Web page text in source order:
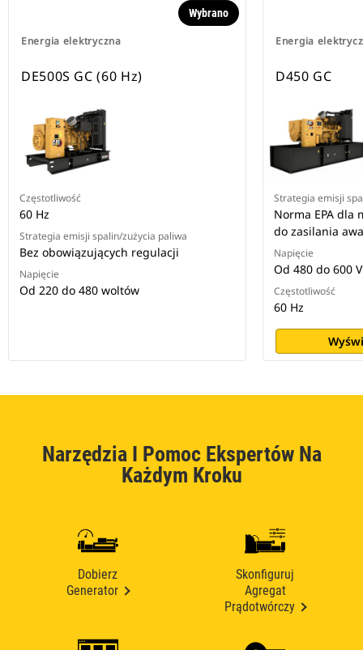
Energia elektryczna
Wybrano
DE500S GC (60 Hz)
Częstotliwość
60 Hz
Strategia emisji spalin/zużycia paliwa
Bez obowiązujących regulacji
Napięcie
Od 220 do 480 woltów
Energia
D450 GC
Strategia emisji
Norma EPA dla
do zasilania
Napięcie
Od 480 do 600 V
Częstotliwość
60 Hz
Narzędzia I Pomoc Ekspertów Na
Każdym Kroku
Dobierz
Generator
Skonfiguruj
Agregat
Prądotwórczy